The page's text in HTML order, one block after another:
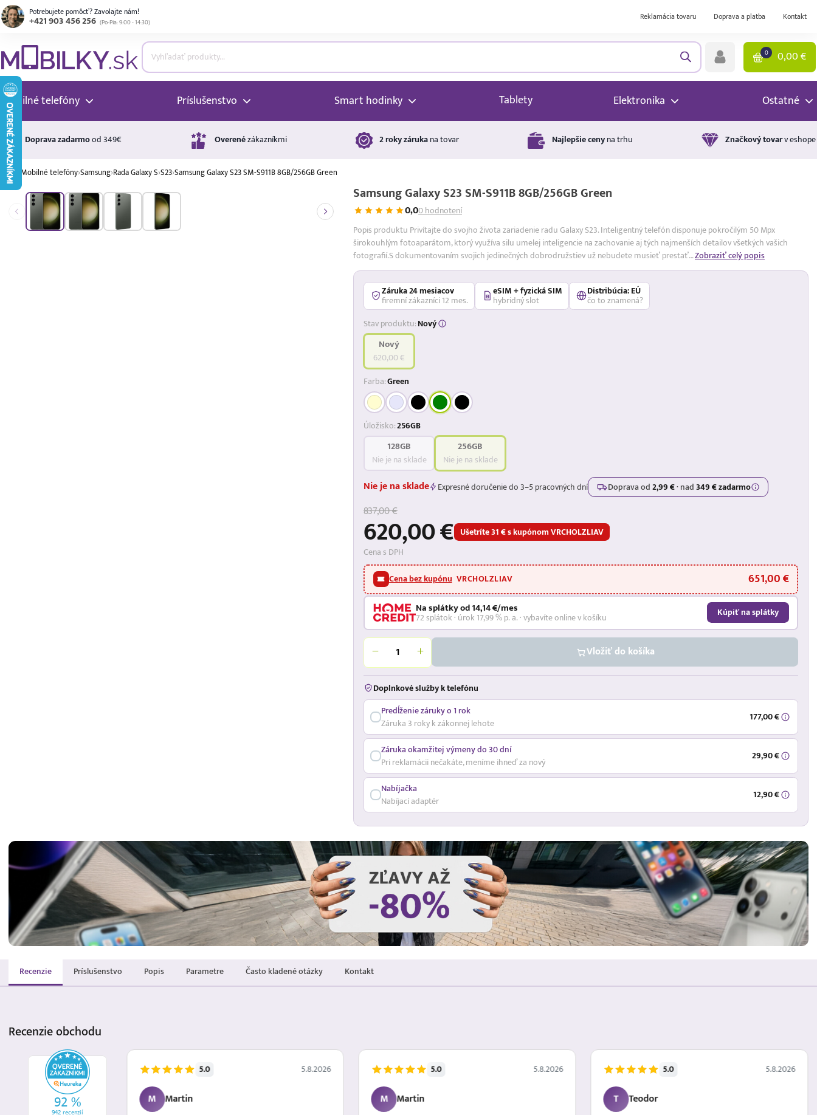
Potrebujete pomôcť? Zavolajte nám!
+421 903 456 256 (Po-Pia: 9:00 - 14:30) Reklamácia tovaru Doprava a platba Kontakt
0 0,00€
Mobilné telefóny Príslušenstvo Smart hodinky Tablety Elektronika Ostatné
Doprava zadarmood 349€ Overenézákazníkmi 2 roky zárukana tovar Najlepšie cenyna trhu Značkový tovarv eshope
Mobilné telefóny›Samsung›Rada Galaxy S›S23›Samsung Galaxy S23 SM-S911B 8GB/256GB Green
A ↑
G
17,99 %
p.a.
Samsung Galaxy S23 SM-S911B 8GB/256GB Green
0,00 hodnotení
Popis produktu Privítajte do svojho života zariadenie radu Galaxy S23. Inteligentný telefón disponuje pokročilým 50 Mpx
širokouhlým fotoaparátom, ktorý využíva silu umelej inteligencie na zachovanie aj tých najmenších detailov všetkých vašich
fotografií.S dokumentovaním svojich jedinečných dobrodružstiev už nebudete musieť prestať…Zobraziť celý popis
Záruka 24 mesiacov
firemní zákazníci 12 mes.
eSIM + fyzická SIM
hybridný slot
Distribúcia: EÚ
čo to znamená?
Stav produktu:Nový
Nový
620,00 €
Farba:Green
Úložisko:256GB
128GB
Nie je na sklade
256GB
Nie je na sklade
Nie je na sklade Expresné doručenie do 3–5 pracovných dní Doprava od2,99 €·nad349 € zadarmo
837,00 €
620,00 € Ušetríte 31 € s kupónom VRCHOLZLIAV
Cena s DPH
Cena bez kupónu VRCHOLZLIAV 651,00 €
Na splátky od 14,14 €/mes
72 splátok · úrok 17,99 % p. a. · vybavíte online v košíku Kúpiť na splátky
Vložiť do košíka
Doplnkové služby k telefónu
Predĺženie záruky o 1 rok
Záruka 3 roky k zákonnej lehote
177,00 €
Záruka okamžitej výmeny do 30 dní
Pri reklamácii nečakáte, meníme ihneď za nový
29,90 €
Nabíjačka
Nabíjací adaptér
12,90 €
Recenzie Príslušenstvo Popis Parametre Často kladené otázky Kontakt
Recenzieobchodu
5.8.2026 5.0 5.8.2026
M Martin
5.0 5.8.2026
M Martin
5.0 5.8.2026
T Teodor